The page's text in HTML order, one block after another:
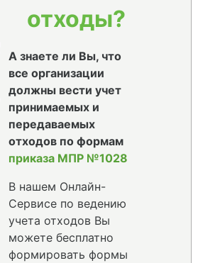
отходы?
А знаете ли Вы, что
все организации
должны вести учет
принимаемых и
передаваемых
отходов по формам
приказа МПР №1028
В нашем Онлайн-
Сервисе по ведению
учета отходов Вы
можете бесплатно
формировать формы